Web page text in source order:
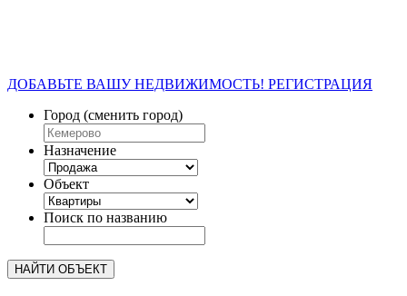
ДОБАВЬТЕ ВАШУ НЕДВИЖИМОСТЬ! РЕГИСТРАЦИЯ
Город (сменить город)
Назначение
Объект
Поиск по названию